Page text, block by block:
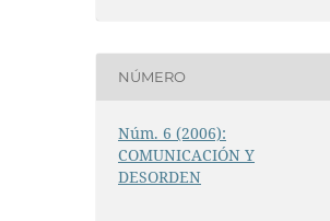
NÚMERO
Núm. 6 (2006):
COMUNICACIÓN Y
DESORDEN